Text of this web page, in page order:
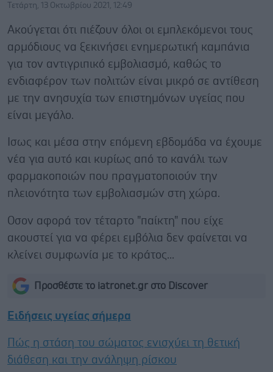
Τετάρτη, 13 Οκτωβρίου 2021, 12:49
Ακούγεται ότι πιέζουν όλοι οι εμπλεκόμενοι τους
αρμόδιους να ξεκινήσει ενημερωτική καμπάνια
για τον αντιγριπικό εμβολιασμό, καθώς το
ενδιαφέρον των πολιτών είναι μικρό σε αντίθεση
με την ανησυχία των επιστημόνων υγείας που
είναι μεγάλο.
Ισως και μέσα στην επόμενη εβδομάδα να έχουμε
νέα για αυτό και κυρίως από το κανάλι των
φαρμακοποιών που πραγματοποιούν την
πλειονότητα των εμβολιασμών στη χώρα.
Οσον αφορά τον τέταρτο "παίκτη" που είχε
ακουστεί για να φέρει εμβόλια δεν φαίνεται να
κλείνει συμφωνία με το κράτος...
Προσθέστε το iatronet.gr στο Discover
Ειδήσεις υγείας σήμερα
Πώς η στάση του σώματος ενισχύει τη θετική
διάθεση και την ανάληψη ρίσκου